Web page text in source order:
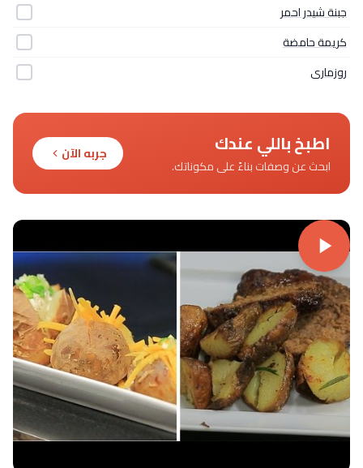
جبنة شيدر احمر
كريمة حامضة
روزمارى
اطبخ باللي عندك
ابحث عن وصفات بناءً على مكوناتك.
جربه الآن